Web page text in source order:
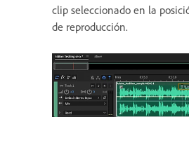
clip seleccionado en la
de reproducción.